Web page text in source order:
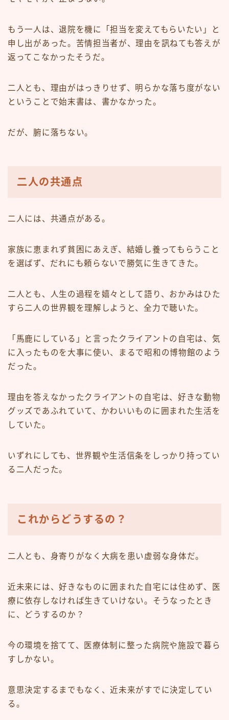
もう一人は、退院を機に「担当を変えてもらいたい」と
申し出があった。苦情担当者が、理由を訊ねても答えが
返ってこなかったそうだ。
二人とも、理由がはっきりせず、明らかな落ち度がない
ということで始末書は、書かなかった。
だが、腑に落ちない。
二人の共通点
二人には、共通点がある。
家族に恵まれず貧困にあえぎ、結婚し養ってもらうこと
を選ばず、だれにも頼らないで勝気に生きてきた。
二人とも、人生の過程を嬉々として語り、おかみはひた
すら二人の世界観を理解しようと、全力で聴いた。
「馬鹿にしている」と言ったクライアントの自宅は、気
に入ったものを大事に使い、まるで昭和の博物館のよう
だった。
理由を答えなかったクライアントの自宅は、好きな動物
グッズであふれていて、かわいいものに囲まれた生活を
していた。
いずれにしても、世界観や生活信条をしっかり持ってい
る二人だった。
これからどうするの？
二人とも、身寄りがなく大病を患い虚弱な身体だ。
近未来には、好きなものに囲まれた自宅には住めず、医
療に依存しなければ生きていけない。そうなったとき
に、どうするのか？
今の環境を捨てて、医療体制に整った病院や施設で暮ら
すしかない。
意思決定するまでもなく、近未来がすでに決定してい
る。